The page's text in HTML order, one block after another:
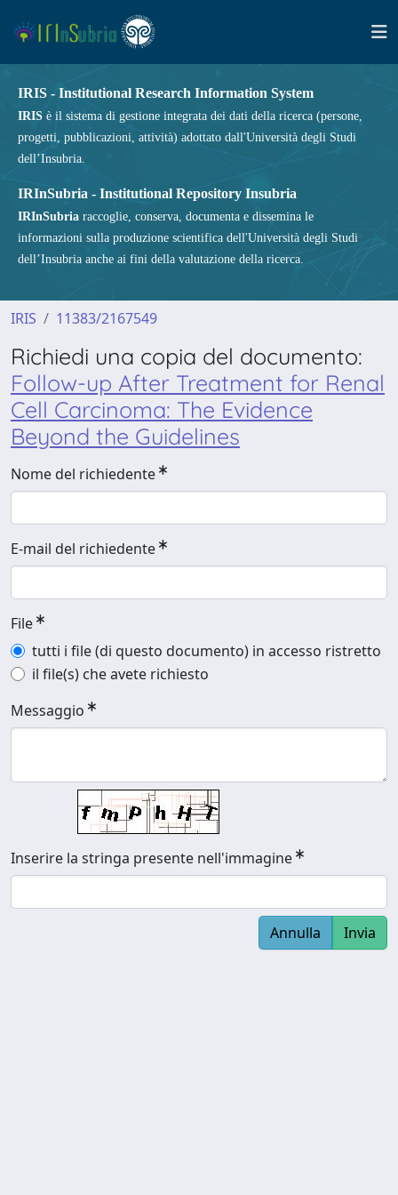
IRIS - Institutional Research Information System
IRIS è il sistema di gestione integrata dei dati della ricerca (persone,
progetti, pubblicazioni, attività) adottato dall'Università degli Studi
dell’Insubria.
IRInSubria - Institutional Repository Insubria
IRInSubria raccoglie, conserva, documenta e dissemina le
informazioni sulla produzione scientifica dell'Università degli Studi
dell’Insubria anche ai fini della valutazione della ricerca.
IRIS 11383/2167549
Richiedi una copia del documento:
Follow-up After Treatment for Renal
Cell Carcinoma: The Evidence
Beyond the Guidelines
Nome del richiedente
E-mail del richiedente
File
tutti i file (di questo documento) in accesso ristretto
il file(s) che avete richiesto
Messaggio
Inserire la stringa presente nell'immagine
Annulla Invia